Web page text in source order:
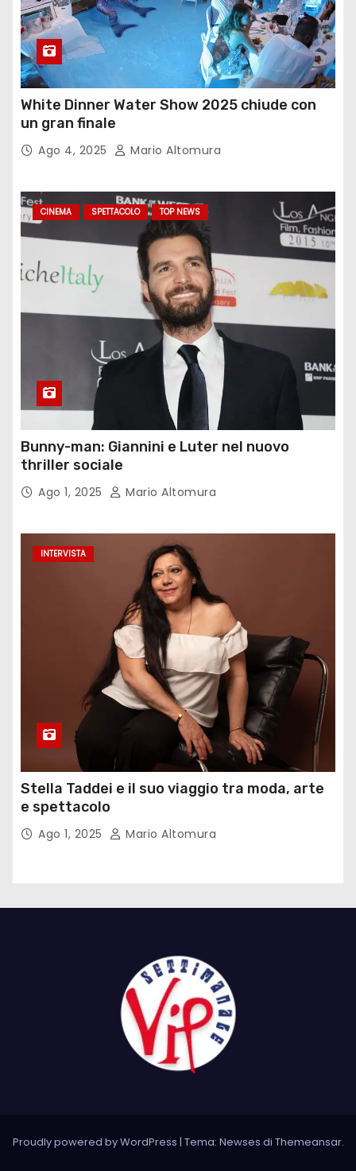
White Dinner Water Show 2025 chiude con
un gran finale
Ago 4, 2025 Mario Altomura
CINEMA SPETTACOLO TOP NEWS
Bunny-man: Giannini e Luter nel nuovo
thriller sociale
Ago 1, 2025 Mario Altomura
INTERVISTA
Stella Taddei e il suo viaggio tra moda, arte
e spettacolo
Ago 1, 2025 Mario Altomura
Proudly powered by WordPress | Tema: Newses di Themeansar.